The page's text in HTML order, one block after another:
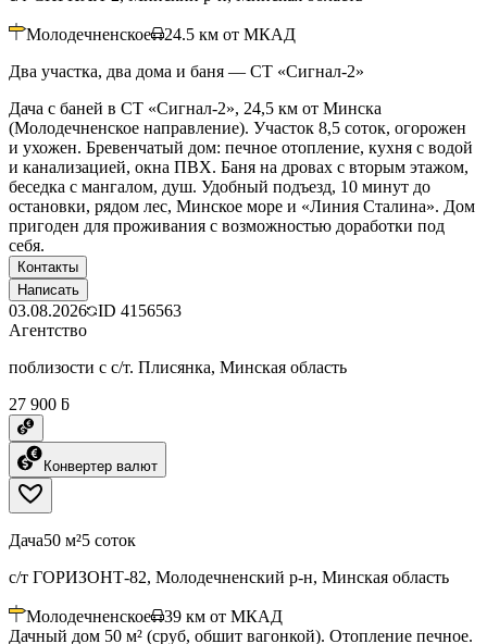
Молодечненское 24.5 км от МКАД
Два участка, два дома и баня — СТ «Сигнал‑2»
Дача с баней в СТ «Сигнал-2», 24,5 км от Минска
(Молодечненское направление). Участок 8,5 соток, огорожен
и ухожен. Бревенчатый дом: печное отопление, кухня с водой
и канализацией, окна ПВХ. Баня на дровах с вторым этажом,
беседка с мангалом, душ. Удобный подъезд, 10 минут до
остановки, рядом лес, Минское море и «Линия Сталина». Дом
пригоден для проживания с возможностью доработки под
себя.
Контакты
Написать
03.08.2026 ID 4156563
Агентство
поблизости с с/т. Плисянка, Минская область
27 900 ƃ
Конвертер валют
Дача50 м²5 соток
с/т ГОРИЗОНТ-82, Молодечненский р-н, Минская область
Молодечненское 39 км от МКАД
Дачный дом 50 м² (сруб, обшит вагонкой). Отопление печное.